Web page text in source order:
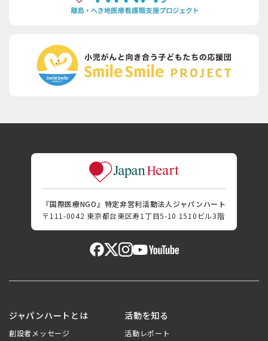
『国際医療NGO』特定非営利活動法人ジャパンハート
〒111-0042 東京都台東区寿1丁目5-10 1510ビル3階
ジャパンハートとは
創設者メッセージ
活動を知る
活動レポート